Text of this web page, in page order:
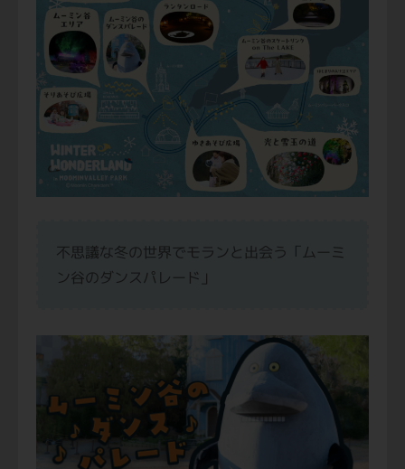
不思議な冬の世界でモランと出会う「ムーミ
ン谷のダンスパレード」